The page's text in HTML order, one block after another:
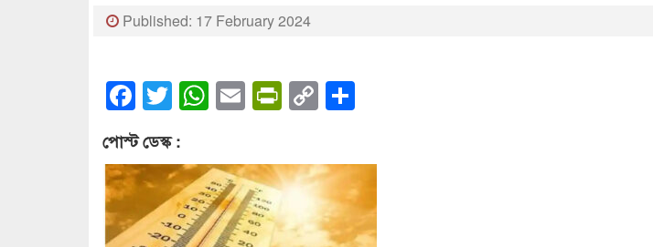
Published: 17 February 2024
Facebook
Twitter
WhatsApp
EmailPrintFriendly
Copy
Link
পোস্ট ডেস্ক :